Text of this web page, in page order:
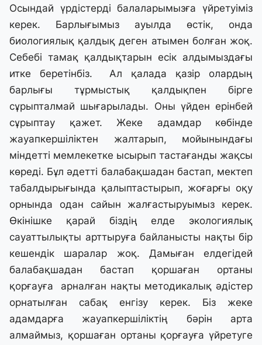
Осындай үрдістерді балаларымызға үйретуіміз
керек. Барлығымыз ауылда өстік, онда
биологиялық қалдық деген атымен болған жоқ.
Себебі тамақ қалдықтарын есік алдымыздағы
итке беретінбіз. Ал қалада қазір олардың
барлығы тұрмыстық қалдықпен бірге
сұрыпталмай шығарылады. Оны үйден ерінбей
сұрыптау қажет. Жеке адамдар көбінде
жауапкершіліктен жалтарып, мойынындағы
міндетті мемлекетке ысырып тастағанды жақсы
көреді. Бұл әдетті балабақшадан бастап, мектеп
табалдырығында қалыптастырып, жоғарғы оқу
орнында одан сайын жалғастыруымыз керек.
Өкінішке қарай біздің елде экологиялық
сауаттылықты арттыруға байланысты нақты бір
кешендік шаралар жоқ. Дамыған елдегідей
балабақшадан бастап қоршаған ортаны
қорғауға арналған нақты методикалық әдістер
орнатылған сабақ енгізу керек. Біз жеке
адамдарға жауапкершіліктің бәрін арта
алмаймыз, қоршаған ортаны қорғауға үйретуге